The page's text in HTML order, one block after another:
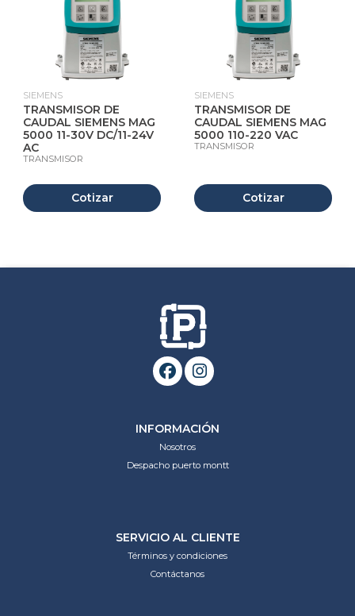
SIEMENS
TRANSMISOR DE
CAUDAL SIEMENS MAG
5000 11-30V DC/11-24V
AC
TRANSMISOR
Cotizar
SIEMENS
TRANSMISOR DE
CAUDAL SIEMENS MAG
5000 110-220 VAC
TRANSMISOR
Cotizar
INFORMACIÓN
Nosotros
Despacho puerto montt
SERVICIO AL CLIENTE
Términos y condiciones
Contáctanos